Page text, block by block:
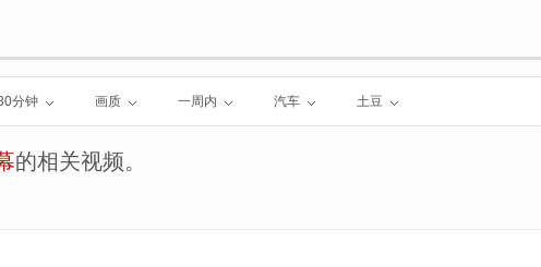
分钟 画质 一周内 汽车 土豆
的相关视频。